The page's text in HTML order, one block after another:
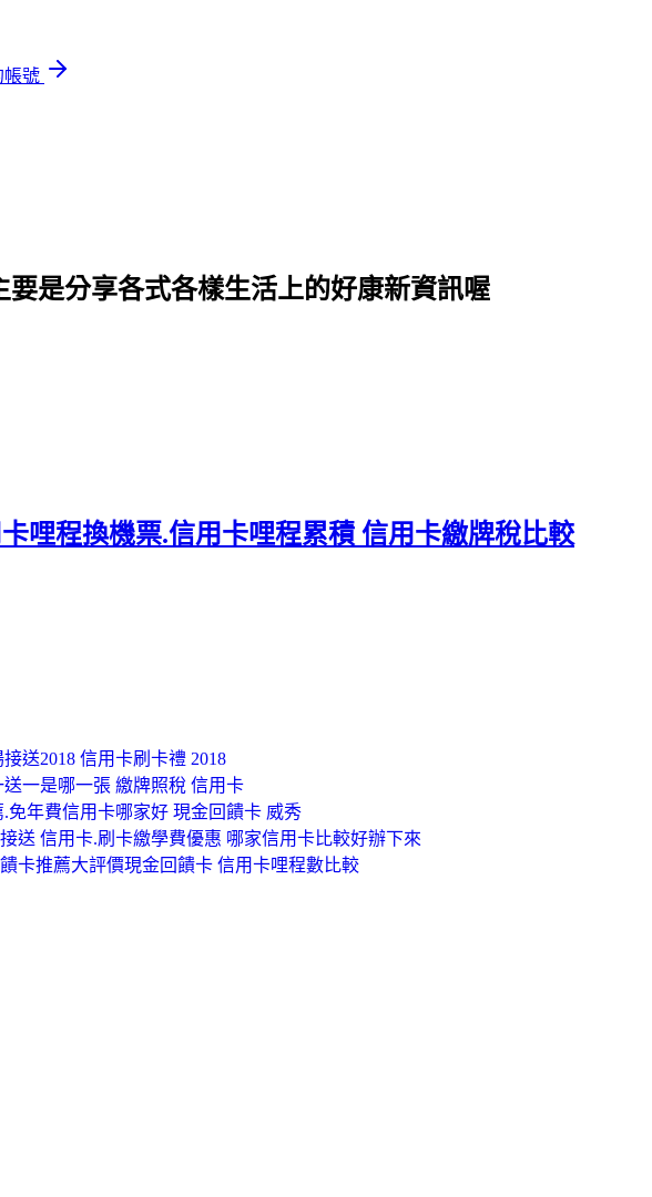
帳號
是分享各式各樣生活上的好康新資訊喔
哩程換機票.信用卡哩程累積 信用卡繳牌稅比較
送2018 信用卡刷卡禮 2018
一是哪一張 繳牌照稅 信用卡
年費信用卡哪家好 現金回饋卡 威秀
送 信用卡.刷卡繳學費優惠 哪家信用卡比較好辦下來
卡推薦大評價現金回饋卡 信用卡哩程數比較